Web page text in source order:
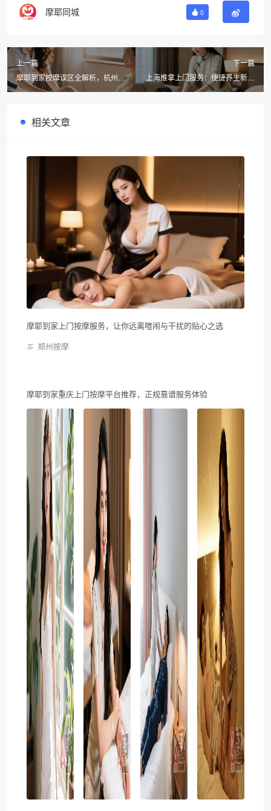
摩耶同城 0
上一篇
摩耶到家按摩误区全解析，杭州男
士养生按摩指南
下一篇
上海推拿上门服务：便捷养生新选
择，摩耶同城按摩为您贴心护航
相关文章
摩耶到家上门按摩服务，让你远离喧闹与干扰的贴心之选
郑州按摩
摩耶到家重庆上门按摩平台推荐，正规靠谱服务体验